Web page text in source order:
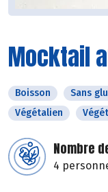
Mocktail
Boisson Sans
Végétalien
Nombre
4